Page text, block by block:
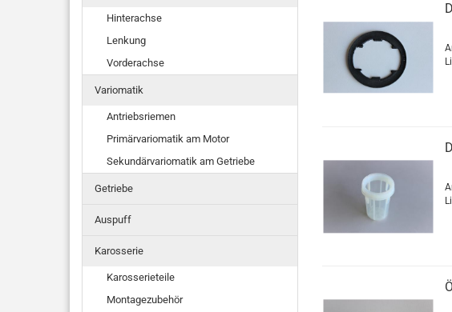
Hinterachse
Lenkung
Vorderachse
Variomatik
Antriebsriemen
Primärvariomatik am Motor
Sekundärvariomatik am Getriebe
Getriebe
Auspuff
Karosserie
Karosserieteile
Montagezubehör